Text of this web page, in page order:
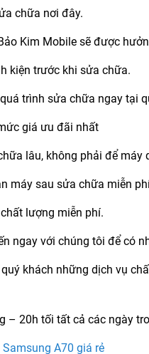
chữa nơi đây.
Kim Mobile sẽ được
kiện trước khi sửa chữa.
trình sửa chữa ngay tại
giá ưu đãi nhất
lâu, không phải để máy
máy sau sửa chữa miễn
lượng miễn phí.
ngay với chúng tôi để có
khách những dịch vụ
– 20h tối tất cả các ngày
A70 giá rẻ